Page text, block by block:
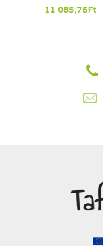
11 085,76Ft